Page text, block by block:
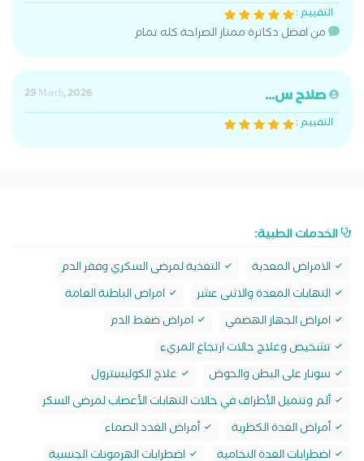
التقييم :
من افضل دكاترة ممتاز الصراحة كله تمام
صلاح س...
29 March, 2026
التقييم :
الخدمات الطبية:
الامراض المعدية
التغذية لمرضى السكري وفقر الدم
التهابات المعدة والاثنى عشر
امراض الباطنة العامة
امراض الجهاز الهضمي
امراض ضغط الدم
تشخيص وعلاج حالات ارتجاع المريء
سونار على البطن والحوض
علاج الكوليسترول
ألم وتنميل الأطراف في حالات التهابات الأعصاب لمرضى السكر
أمراض الغدة الكظرية
أمراض الغدد الصماء
اضطرابات الغدة النخامية
اضطرابات الهرمونات الجنسية